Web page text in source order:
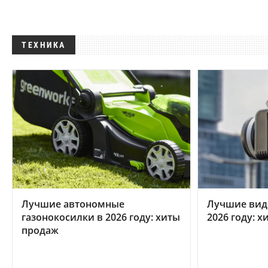
ТЕХНИКА
Лучшие автономные
газонокосилки в 2026 году: хиты
продаж
Лучшие
2026 году: